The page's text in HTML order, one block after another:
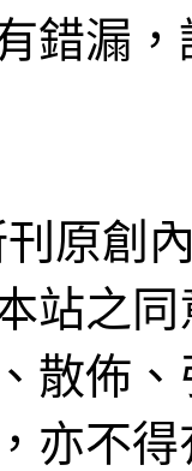
錯漏
刊原創
站之
散佈
亦不